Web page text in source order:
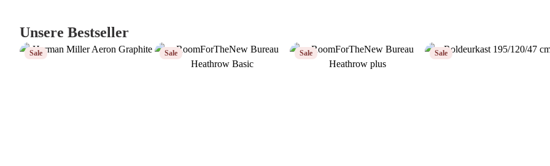
Unsere Bestseller
Sale Sale Sale Sale